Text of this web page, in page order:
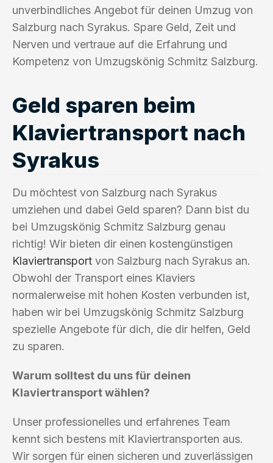
unverbindliches Angebot für deinen Umzug von
Salzburg nach Syrakus. Spare Geld, Zeit und
Nerven und vertraue auf die Erfahrung und
Kompetenz von Umzugskönig Schmitz Salzburg.
Geld sparen beim
Klaviertransport nach
Syrakus
Du möchtest von Salzburg nach Syrakus
umziehen und dabei Geld sparen? Dann bist du
bei Umzugskönig Schmitz Salzburg genau
richtig! Wir bieten dir einen kostengünstigen
Klaviertransport von Salzburg nach Syrakus an.
Obwohl der Transport eines Klaviers
normalerweise mit hohen Kosten verbunden ist,
haben wir bei Umzugskönig Schmitz Salzburg
spezielle Angebote für dich, die dir helfen, Geld
zu sparen.
Warum solltest du uns für deinen
Klaviertransport wählen?
Unser professionelles und erfahrenes Team
kennt sich bestens mit Klaviertransporten aus.
Wir sorgen für einen sicheren und zuverlässigen